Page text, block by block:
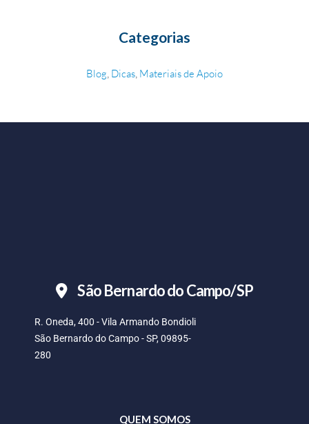
Categorias
Blog Dicas Materiais de Apoio
São Bernardo do Campo/SP
R. Oneda, 400 - Vila Armando Bondioli
São Bernardo do Campo - SP, 09895-
280
QUEM SOMOS